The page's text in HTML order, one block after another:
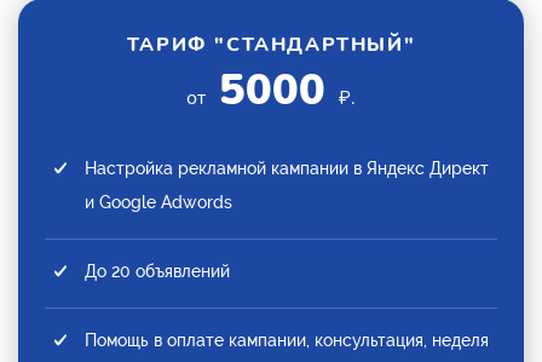
ТАРИФ "СТАНДАРТНЫЙ"
от 5000 ₽.
Настройка рекламной кампании в Яндекс Директ
и Google Adwords
До 20 объявлений
Помощь в оплате кампании, консультация, неделя